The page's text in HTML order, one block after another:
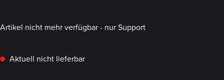
Artikel nicht mehr verfügbar - nur Support
Aktuell nicht lieferbar